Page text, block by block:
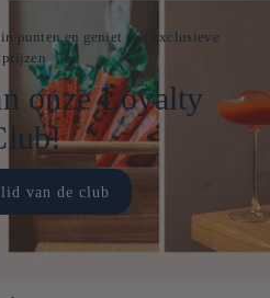
punten en geniet van exclusieve
prijzen
onze Loyalty
van de club